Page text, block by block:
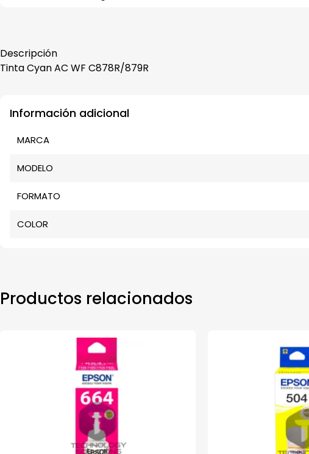
Descripción
Tinta Cyan AC WF C878R/879R
Información adicional
MARCA
MODELO
FORMATO
COLOR
Productos relacionados